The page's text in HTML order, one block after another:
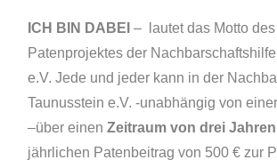
ICH BIN DABEI –
lautet das Motto des
Patenprojektes der
e.V. Jede und jeder kann in der
Taunusstein e.V. -unabhängig von
–über einenZeitraum von drei Jahren
jährlichen Patenbeitrag von 500 € zur